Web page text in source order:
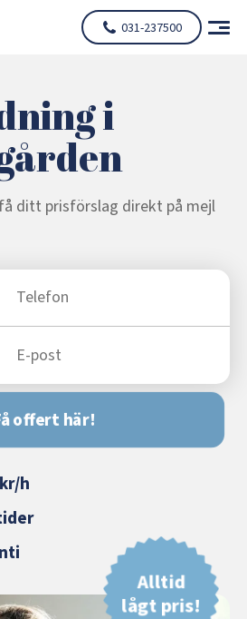
031-237500
i
ditt prisförslag direkt på mejl
offert här!
h
Alltid
lågt pris!